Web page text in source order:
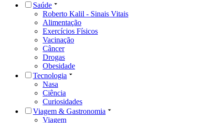
Saúde
Roberto Kalil - Sinais Vitais
Alimentação
Exercícios Físicos
Vacinação
Câncer
Drogas
Obesidade
Tecnologia
Nasa
Ciência
Curiosidades
Viagem & Gastronomia
Viagem